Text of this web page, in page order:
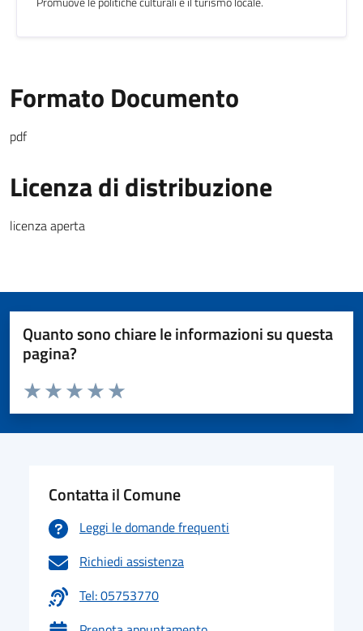
Formato Documento
pdf
Licenza di distribuzione
licenza aperta
Quanto sono chiare le informazioni su questa
pagina?
Valuta da 1 a 5 stelle la pagina
Valuta 5 stelle su 5
Valuta 4 stelle su 5
Valuta 3 stelle su 5
Valuta 2 stelle su 5
Valuta 1 stelle su 5
Contatta il Comune
Leggi le domande frequenti
Richiedi assistenza
Tel: 05753770